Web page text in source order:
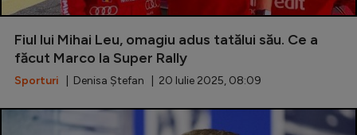
Fiul lui Mihai Leu, omagiu adus tatălui său. Ce a
făcut Marco la Super Rally
Sporturi | Denisa Ștefan | 20 Iulie 2025, 08:09